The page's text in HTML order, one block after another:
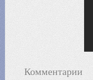
Комментарии